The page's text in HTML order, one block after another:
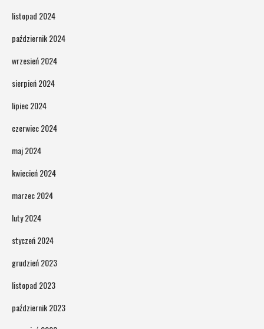
listopad 2024
październik 2024
wrzesień 2024
sierpień 2024
lipiec 2024
czerwiec 2024
maj 2024
kwiecień 2024
marzec 2024
luty 2024
styczeń 2024
grudzień 2023
listopad 2023
październik 2023